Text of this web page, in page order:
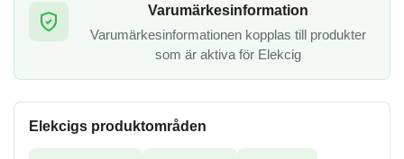
Varumärkesinformation
Varumärkesinformationen kopplas till produkter
som är aktiva för Elekcig
Elekcigs produktområden